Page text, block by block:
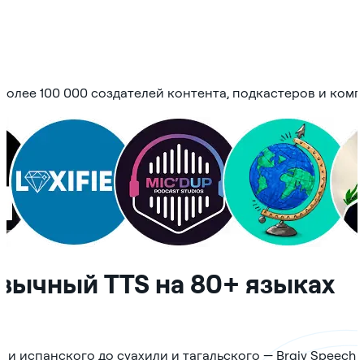
100 000 создателей контента, подкастеров и
TTS на 80+ языках
и испанского до суахили и тагальского — Braiv Speech